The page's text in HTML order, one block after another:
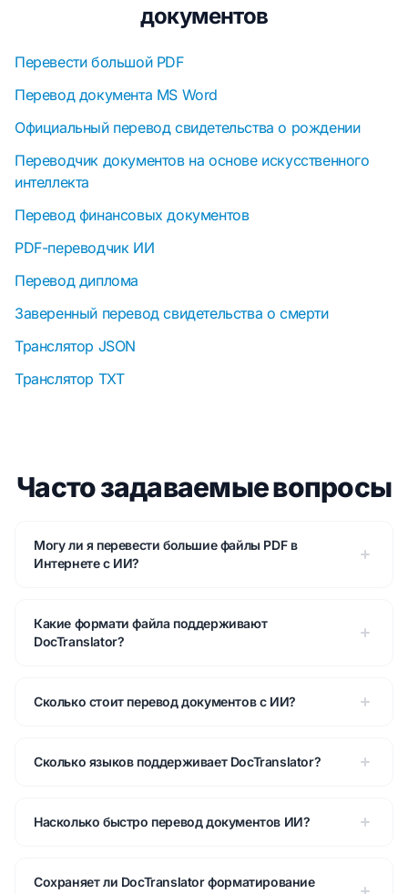
документов
Перевести большой PDF
Перевод документа MS Word
Официальный перевод свидетельства о рождении
Переводчик документов на основе искусственного
интеллекта
Перевод финансовых документов
PDF-переводчик ИИ
Перевод диплома
Заверенный перевод свидетельства о смерти
Транслятор JSON
Транслятор TXT
Часто задаваемые вопросы
Могу ли я перевести большие файлы PDF в
Интернете с ИИ?
Какие формати файла поддерживают
DocTranslator?
Сколько стоит перевод документов с ИИ?
Сколько языков поддерживает DocTranslator?
Насколько быстро перевод документов ИИ?
Сохраняет ли DocTranslator форматирование